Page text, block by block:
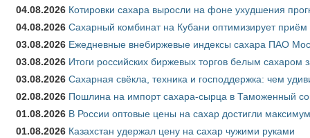
04.08.2026 Котировки сахара выросли на фоне ухудшения
04.08.2026 Сахарный комбинат на Кубани оптимизирует приём
03.08.2026 Ежедневные внебиржевые индексы сахара ПАО
03.08.2026 Итоги российских биржевых торгов белым сахаром
03.08.2026 Сахарная свёкла, техника и господдержка: чем
02.08.2026 Пошлина на импорт сахара-сырца в Таможенный
01.08.2026 В России оптовые цены на сахар достигли
01.08.2026 Казахстан удержал цену на сахар чужими руками